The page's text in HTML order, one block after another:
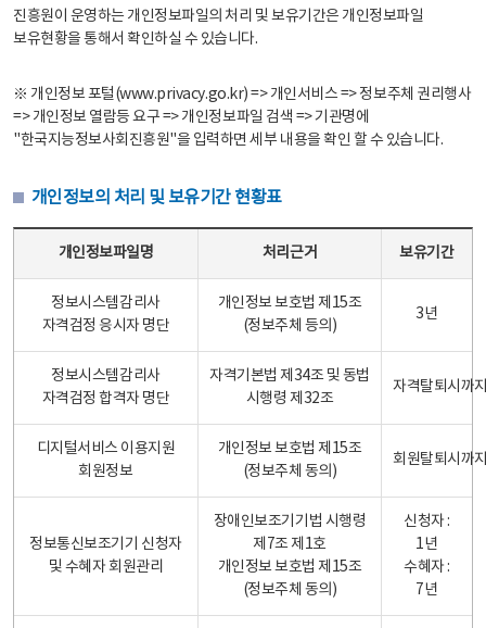
진흥원이 운영하는 개인정보파일의 처리 및 보유기간은 개인정보파일
보유현황을 통해서 확인하실 수 있습니다.
※ 개인정보 포털(www.privacy.go.kr) => 개인서비스 => 정보주체 권리행사
=> 개인정보 열람등 요구 => 개인정보파일 검색 => 기관명에
"한국지능정보사회진흥원"을 입력하면 세부 내용을 확인 할 수 있습니다.
개인정보의 처리 및 보유기간 현황표
개인정보파일명 처리근거 보유기간
정보시스템감리사
자격검정 응시자 명단
개인정보 보호법 제15조
(정보주체 등의)
3년
정보시스템감리사
자격검정 합격자 명단
자격기본법 제34조 및 동법
시행령 제32조
자격탈퇴시까
디지털서비스 이용지원
회원정보
개인정보 보호법 제15조
(정보주체 동의)
회원탈퇴시까
정보통신보조기기 신청자
및 수혜자 회원관리
장애인보조기기법 시행령
제7조 제1호
개인정보 보호법 제15조
(정보주체 동의)
신청자 :
1년
수혜자 :
7년